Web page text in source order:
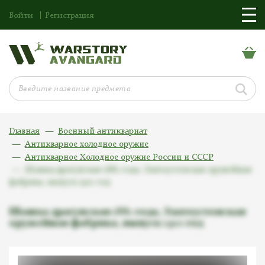
Войти Регистрация
Главная
Военный антиквариат
Антикварное холодное оружие
Антикварное Холодное оружие России и СССР
Шашка драгунская 1881 года, Златоустовская
оружейная фабрика, выпуск 1910 год